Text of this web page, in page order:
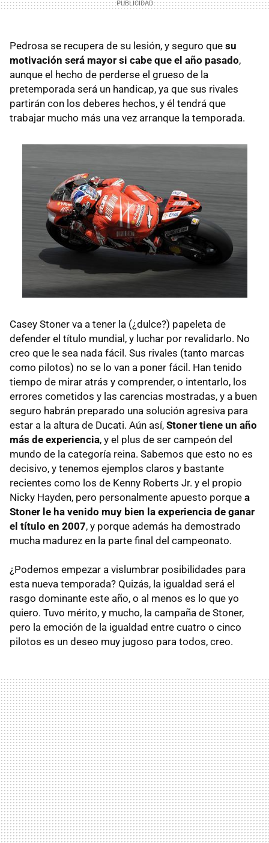
Pedrosa se recupera de su lesión, y seguro que su
motivación será mayor si cabe que el año pasado,
aunque el hecho de perderse el grueso de la
pretemporada será un handicap, ya que sus rivales
partirán con los deberes hechos, y él tendrá que
trabajar mucho más una vez arranque la temporada.
Casey Stoner va a tener la (¿dulce?) papeleta de
defender el título mundial, y luchar por revalidarlo. No
creo que le sea nada fácil. Sus rivales (tanto marcas
como pilotos) no se lo van a poner fácil. Han tenido
tiempo de mirar atrás y comprender, o intentarlo, los
errores cometidos y las carencias mostradas, y a buen
seguro habrán preparado una solución agresiva para
estar a la altura de Ducati. Aún así, Stoner tiene un año
más de experiencia, y el plus de ser campeón del
mundo de la categoría reina. Sabemos que esto no es
decisivo, y tenemos ejemplos claros y bastante
recientes como los de Kenny Roberts Jr. y el propio
Nicky Hayden, pero personalmente apuesto porque a
Stoner le ha venido muy bien la experiencia de ganar
el título en 2007, y porque además ha demostrado
mucha madurez en la parte final del campeonato.
¿Podemos empezar a vislumbrar posibilidades para
esta nueva temporada? Quizás, la igualdad será el
rasgo dominante este año, o al menos es lo que yo
quiero. Tuvo mérito, y mucho, la campaña de Stoner,
pero la emoción de la igualdad entre cuatro o cinco
pilotos es un deseo muy jugoso para todos, creo.